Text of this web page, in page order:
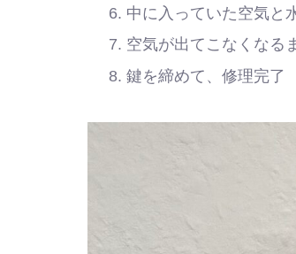
中に入っていた空気と
空気が出てこなくなる
鍵を締めて、修理完了